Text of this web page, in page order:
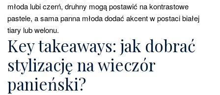
młoda lubi czerń, druhny mogą postawić na kontrastowe
pastele, a sama panna młoda dodać akcent w postaci białej
tiary lub welonu.
Key takeaways: jak dobrać
stylizację na wieczór
panieński?